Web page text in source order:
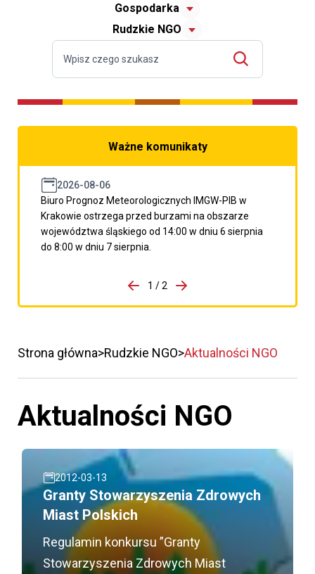
Gospodarka
Rudzkie NGO
Ważne komunikaty
2026-08-06
Biuro Prognoz Meteorologicznych IMGW-PIB w
Krakowie ostrzega przed burzami na obszarze
województwa śląskiego od 14:00 w dniu 6 sierpnia
do 8:00 w dniu 7 sierpnia.
porzpedniego komunikatu
1 / 2
Przejdź do następnego
Strona główna Rudzkie NGO Aktualności NGO
Aktualności NGO
2012-03-13
Granty Stowarzyszenia Zdrowych
Miast Polskich
Regulamin konkursu ”Granty
Stowarzyszenia Zdrowych Miast